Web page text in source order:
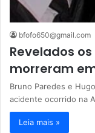
bfofo650@gmail.com
Revelados
morreram
Bruno Paredes e
acidente ocorrido na
Leia mais »